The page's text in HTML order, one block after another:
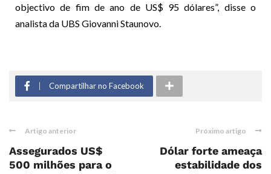
objectivo de fim de ano de US$ 95 dólares”, disse o
analista da UBS Giovanni Staunovo.
Compartilhar no Facebook
Artigo anterior
Assegurados US$
500 milhões para o
Próximo artigo
Dólar forte ameaça
estabilidade dos